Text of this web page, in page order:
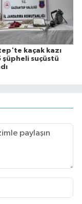
kaçak kazı
şüpheli suçüstü